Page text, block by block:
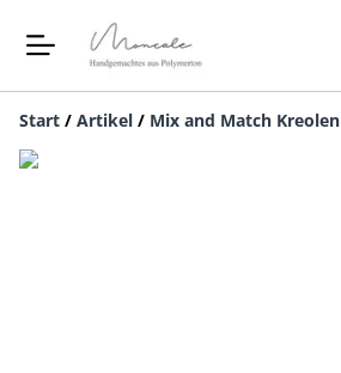
Start / Artikel / Mix and Match Kreolen